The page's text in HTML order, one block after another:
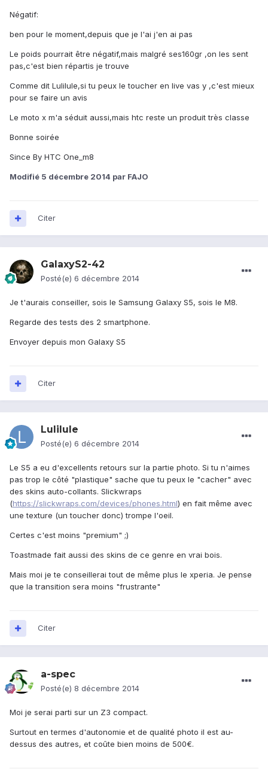
Négatif:
ben pour le moment,depuis que je l'ai j'en ai pas
Le poids pourrait être négatif,mais malgré ses160gr ,on les sent
pas,c'est bien répartis je trouve
Comme dit Lulilule,si tu peux le toucher en live vas y ,c'est mieux
pour se faire un avis
Le moto x m'a séduit aussi,mais htc reste un produit très classe
Bonne soirée
Since By HTC One_m8
Modifié 5 décembre 2014 par FAJO
Citer
GalaxyS2-42
Posté(e) 6 décembre 2014
Je t'aurais conseiller, sois le Samsung Galaxy S5, sois le M8.
Regarde des tests des 2 smartphone.
Envoyer depuis mon Galaxy S5
Citer
Lulilule
Posté(e) 6 décembre 2014
Le S5 a eu d'excellents retours sur la partie photo. Si tu n'aimes
pas trop le côté "plastique" sache que tu peux le "cacher" avec
des skins auto-collants. Slickwraps
(https://slickwraps.com/devices/phones.html) en fait même avec
une texture (un toucher donc) trompe l'oeil.
Certes c'est moins "premium" ;)
Toastmade fait aussi des skins de ce genre en vrai bois.
Mais moi je te conseillerai tout de même plus le xperia. Je pense
que la transition sera moins "frustrante"
Citer
a-spec
Posté(e) 8 décembre 2014
Moi je serai parti sur un Z3 compact.
Surtout en termes d'autonomie et de qualité photo il est au-
dessus des autres, et coûte bien moins de 500€.